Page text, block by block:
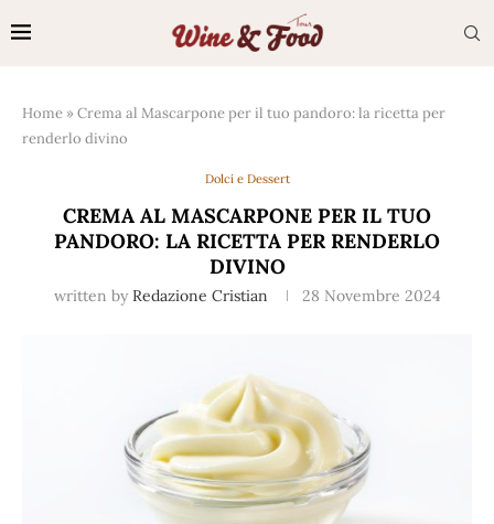
Home »Crema al Mascarpone per il tuo pandoro: la ricetta per
renderlo divino
Dolci e Dessert
CREMA AL MASCARPONE PER IL TUO
PANDORO: LA RICETTA PER RENDERLO
DIVINO
written by Redazione Cristian 28 Novembre 2024